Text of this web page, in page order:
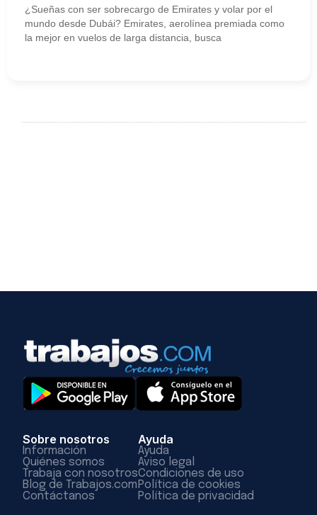
¿Sueñas con ser sobrecargo de Emirates y volar por el
mundo desde Dubái? Emirates, aerolínea premiada como
la mejor en vuelos de larga distancia, busca
Sobre nosotros
Información
Quiénes somos
Trabaja con nosotros
Blog de Trabajos.com
Contáctanos
Ayuda
Ayuda
Aviso legal
Condiciones de uso
Política de cookies
Política de privacidad